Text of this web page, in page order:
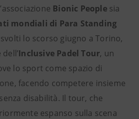
Bionic Peoplesia
mondiali di Para Standing
lo scorso giugno a Torino,
Inclusive Padel Tour, un
lo sport come spazio di
facendo competere insieme
disabilità. Il tour, che
espanso sulla scena